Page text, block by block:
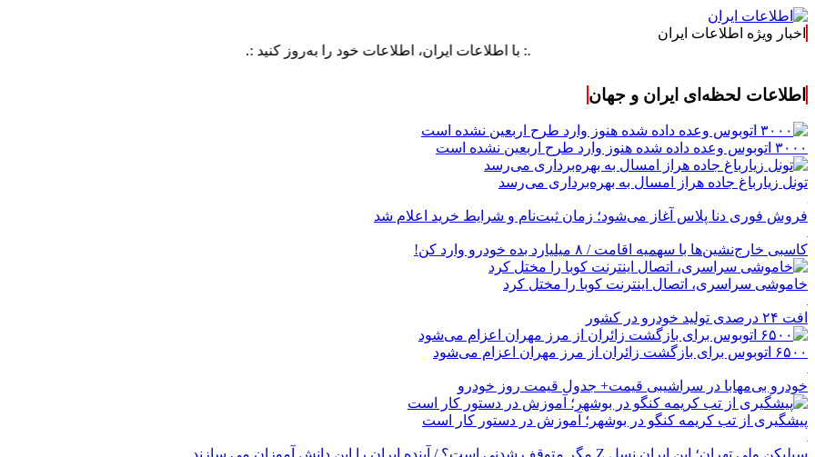
اخبار ویژه اطلاعات ایران
.: با اطلاعات ایران، اطلاعات خود را به‌روز کنید :.
اطلاعات لحظه‌ای ایران و جهان
۳۰۰۰ اتوبوس وعده داده شده هنوز وارد طرح اربعین نشده است
تونل زیارباغ جاده هراز امسال به بهره‌برداری می‌رسد
فروش فوری دنا پلاس آغاز می‌شود؛ زمان ثبت‌نام و شرایط خرید اعلام شد
کاسبی خارج‌نشین‌ها با سهمیه اقامت / ۸ میلیارد بده خودرو وارد کن!
خاموشی سراسری، اتصال اینترنت کوبا را مختل کرد
افت ۲۴ درصدی تولید خودرو در کشور
۶۵۰۰ اتوبوس برای بازگشت زائران از مرز مهران اعزام می‌شود
خودرو بی‌مهابا در سراشیبی قیمت+ جدول قیمت روز خودرو
پیشگیری از تب کریمه کنگو در بوشهر؛ آموزش در دستور کار است